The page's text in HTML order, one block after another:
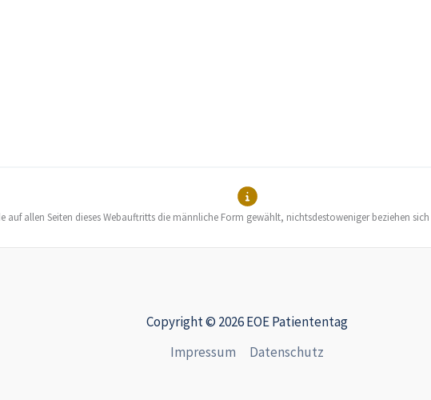
auf allen Seiten dieses Webauftritts die männliche Form gewählt, nichtsdestoweniger beziehen
Copyright © 2026 EOE Patiententag
Impressum
Datenschutz